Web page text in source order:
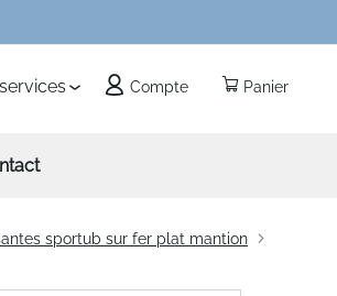
Panier
Compte
sportub sur fer plat mantion